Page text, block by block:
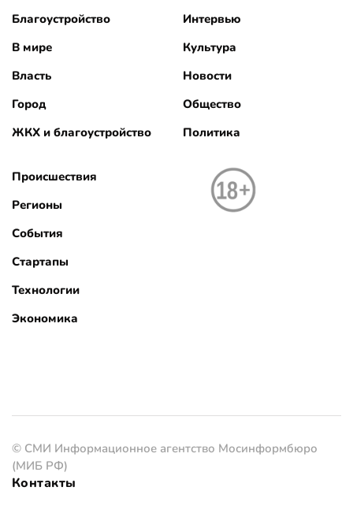
Благоустройство
В мире
Власть
Город
ЖКХ и благоустройство
Интервью
Культура
Новости
Общество
Политика
Происшествия
Регионы
События
Стартапы
Технологии
Экономика
© СМИ Информационное агентство Мосинформбюро
(МИБ РФ)
Контакты